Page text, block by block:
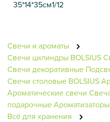
35*14*35см1/12
Свечи и ароматы
Свечи цилиндры BOLSIUS
Свечи декоративные
Свечи столовые BOLSIUS
Ароматические свечи
подарочные
Всё для хранения